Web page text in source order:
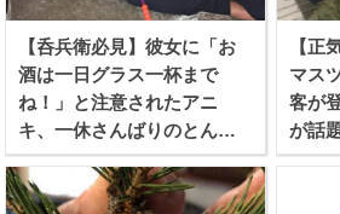
【呑兵衛必見】彼女に「お
酒は一日グラス一杯まで
ね！」と注意されたアニ
キ、一休さんばりのとんち
を利かせる！
【正
マス
客が
が話